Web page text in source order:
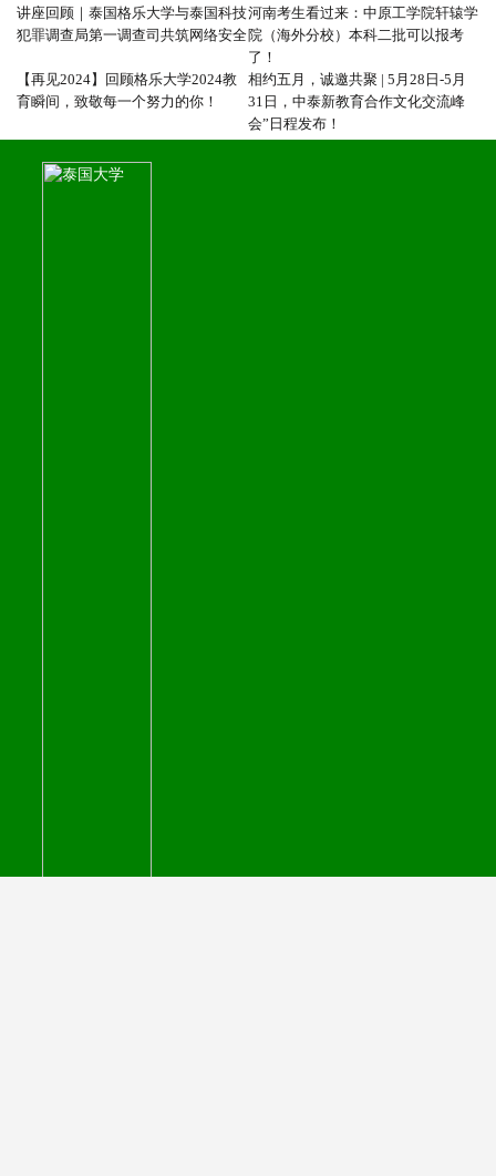
讲座回顾｜泰国格乐大学与泰国科技
犯罪调查局第一调查司共筑网络安全
河南考生看过来：中原工学院轩辕学
院（海外分校）本科二批可以报考
了！
【再见2024】回顾格乐大学2024教
育瞬间，致敬每一个努力的你！
相约五月，诚邀共聚 | 5月28日-5月
31日，中泰新教育合作文化交流峰
会”日程发布！